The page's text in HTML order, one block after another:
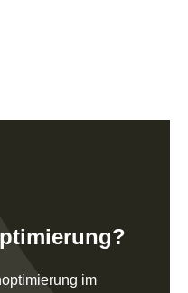
im